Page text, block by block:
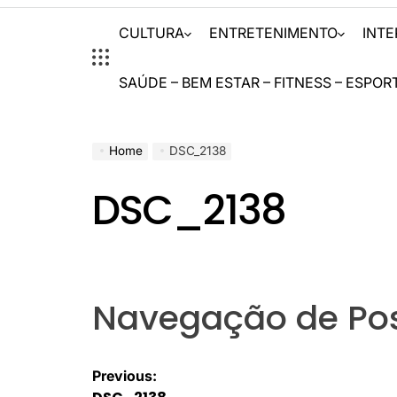
CULTURA ENTRETENIMENTO
SAÚDE – BEM ESTAR – FITNESS –
Home DSC_2138
DSC_2138
Navegação de
Previous: